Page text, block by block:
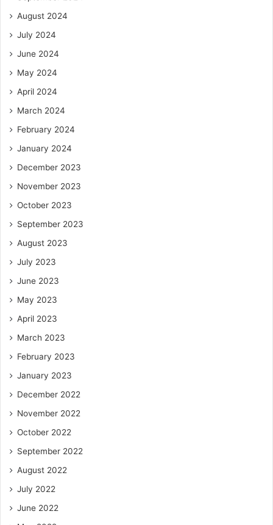
August 2024
July 2024
June 2024
May 2024
April 2024
March 2024
February 2024
January 2024
December 2023
November 2023
October 2023
September 2023
August 2023
July 2023
June 2023
May 2023
April 2023
March 2023
February 2023
January 2023
December 2022
November 2022
October 2022
September 2022
August 2022
July 2022
June 2022